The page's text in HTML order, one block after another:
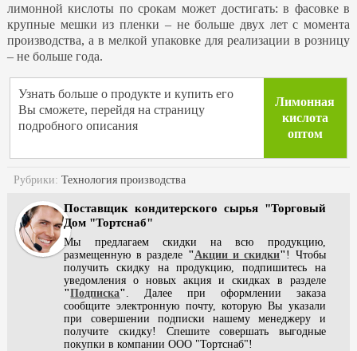
лимонной кислоты по срокам может достигать: в фасовке в
крупные мешки из пленки – не больше двух лет с момента
производства, а в мелкой упаковке для реализации в розницу
– не больше года.
Узнать больше о продукте и купить его
Вы сможете, перейдя на страницу
подробного описания
Лимонная
кислота
оптом
Рубрики: Технология производства
Поставщик кондитерского сырья "Торговый
Дом "Тортснаб"
Мы предлагаем скидки на всю продукцию,
размещенную в разделе "Акции и скидки"! Чтобы
получить скидку на продукцию, подпишитесь на
уведомления о новых акция и скидках в разделе
"Подписка" . Далее при оформлении заказа
сообщите электронную почту, которую Вы указали
при совершении подписки нашему менеджеру и
получите скидку! Спешите совершать выгодные
покупки в компании ООО "Тортснаб"!